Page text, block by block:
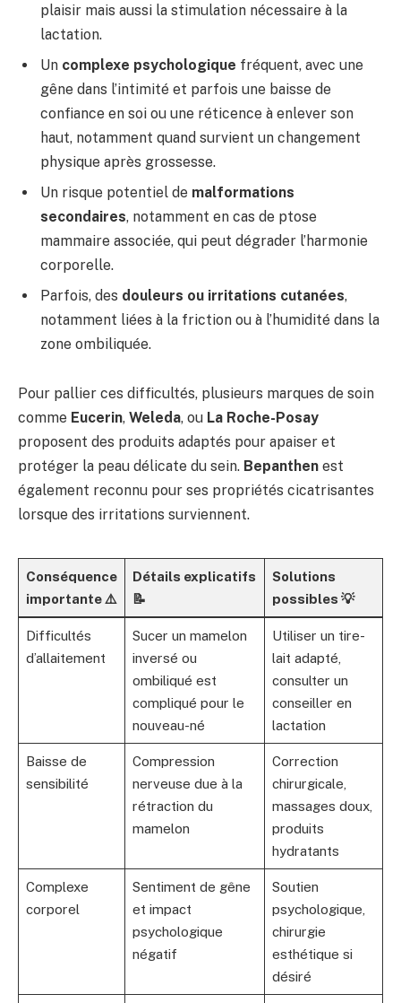
plaisir mais aussi la stimulation nécessaire à la
lactation.
Un complexe psychologique fréquent, avec une
gêne dans l’intimité et parfois une baisse de
confiance en soi ou une réticence à enlever son
haut, notamment quand survient un changement
physique après grossesse.
Un risque potentiel de malformations
secondaires, notamment en cas de ptose
mammaire associée, qui peut dégrader l’harmonie
corporelle.
Parfois, des douleurs ou irritations cutanées,
notamment liées à la friction ou à l’humidité dans la
zone ombiliquée.
Pour pallier ces difficultés, plusieurs marques de soin
comme Eucerin, Weleda, ou La Roche-Posay
proposent des produits adaptés pour apaiser et
protéger la peau délicate du sein. Bepanthen est
également reconnu pour ses propriétés cicatrisantes
lorsque des irritations surviennent.
Conséquence
importante ⚠️
Détails explicatifs
📝
Solutions
possibles 💡
Difficultés
d’allaitement
Sucer un mamelon
inversé ou
ombiliqué est
compliqué pour le
nouveau-né
Utiliser un tire-
lait adapté,
consulter un
conseiller en
lactation
Baisse de
sensibilité
Compression
nerveuse due à la
rétraction du
mamelon
Correction
chirurgicale,
massages doux,
produits
hydratants
Complexe
corporel
Sentiment de gêne
et impact
psychologique
négatif
Soutien
psychologique,
chirurgie
esthétique si
désiré